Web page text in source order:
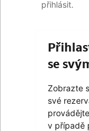
přihlásit.
se
Zobrazte
své
v případě